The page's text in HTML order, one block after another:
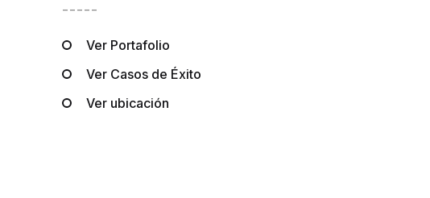
-----
Ver Portafolio
Ver Casos de Éxito
Ver ubicación